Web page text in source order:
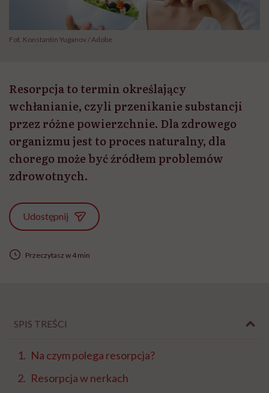
Fot. Konstantin Yuganov / Adobe
Resorpcja to termin określający
wchłanianie, czyli przenikanie substancji
przez różne powierzchnie. Dla zdrowego
organizmu jest to proces naturalny, dla
chorego może być źródłem problemów
zdrowotnych.
Udostępnij
Przeczytasz w 4 min
SPIS TREŚCI
Na czym polega resorpcja?
Resorpcja w nerkach